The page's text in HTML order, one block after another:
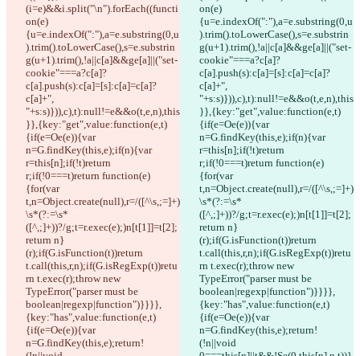
(i=e)&&i.split("\n").forEach((functi
on(e)
{u=e.indexOf(":"),a=e.substring(0,u
).trim().toLowerCase(),s=e.substrin
g(u+1).trim(),!a||c[a]&&ge[a]||("set-
cookie"===a?c[a]?
c[a].push(s):c[a]=[s]:c[a]=c[a]?
c[a]+",
"+s:s)})),c),t):null!=e&&o(t,e,n),this
}},{key:"get",value:function(e,t)
{if(e=Oe(e)){var
n=G.findKey(this,e);if(n){var
r=this[n];if(!t)return
r;if(!0===t)return function(e)
{for(var
t,n=Object.create(null),r=/([^\s,;=]+)
\s*(?:=\s*
([^,;]+))?/g;t=r.exec(e);)n[t[1]]=t[2];
return n}
(r);if(G.isFunction(t))return
t.call(this,r,n);if(G.isRegExp(t))retu
rn t.exec(r);throw new
TypeError("parser must be
boolean|regexp|function")}}}},
{key:"has",value:function(e,t)
{if(e=Oe(e)){var
n=G.findKey(this,e);return!
on(e)
{u=e.indexOf(":"),a=e.substring(0,u
).trim().toLowerCase(),s=e.substrin
g(u+1).trim(),!a||c[a]&&ge[a]||("set-
cookie"===a?c[a]?
c[a].push(s):c[a]=[s]:c[a]=c[a]?
c[a]+",
"+s:s)})),c),t):null!=e&&o(t,e,n),this
}},{key:"get",value:function(e,t)
{if(e=Oe(e)){var
n=G.findKey(this,e);if(n){var
r=this[n];if(!t)return
r;if(!0===t)return function(e)
{for(var
t,n=Object.create(null),r=/([^\s,;=]+)
\s*(?:=\s*
([^,;]+))?/g;t=r.exec(e);)n[t[1]]=t[2];
return n}
(r);if(G.isFunction(t))return
t.call(this,r,n);if(G.isRegExp(t))retu
rn t.exec(r);throw new
TypeError("parser must be
boolean|regexp|function")}}}},
{key:"has",value:function(e,t)
{if(e=Oe(e)){var
n=G.findKey(this,e);return!
(!n||void